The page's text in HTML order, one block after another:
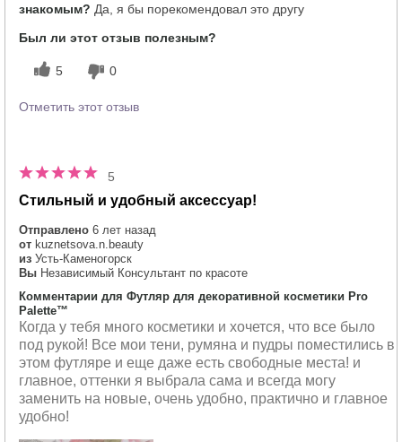
знакомым? Да, я бы порекомендовал это другу
Был ли этот отзыв полезным?
5 0
Отметить этот отзыв
5
Стильный и удобный аксессуар!
Отправлено 6 лет назад
от kuznetsova.n.beauty
из Усть-Каменогорск
Вы Независимый Консультант по красоте
Комментарии для Футляр для декоративной косметики Pro
Palette™
Когда у тебя много косметики и хочется, что все было
под рукой! Все мои тени, румяна и пудры поместились в
этом футляре и еще даже есть свободные места! и
главное, оттенки я выбрала сама и всегда могу
заменить на новые, очень удобно, практично и главное
удобно!